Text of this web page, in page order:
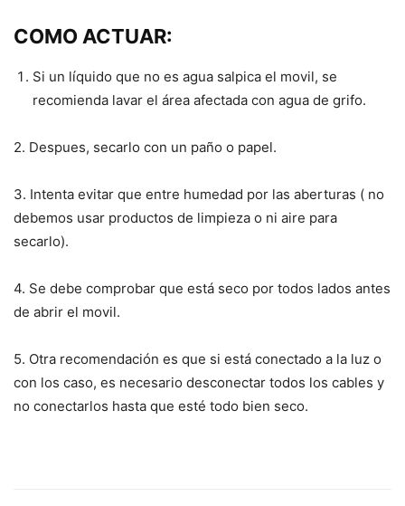
COMO ACTUAR:
Si un líquido que no es agua salpica el movil, se
recomienda lavar el área afectada con agua de grifo.
2. Despues, secarlo con un paño o papel.
3. Intenta evitar que entre humedad por las aberturas ( no
debemos usar productos de limpieza o ni aire para
secarlo).
4. Se debe comprobar que está seco por todos lados antes
de abrir el movil.
5. Otra recomendación es que si está conectado a la luz o
con los caso, es necesario desconectar todos los cables y
no conectarlos hasta que esté todo bien seco.